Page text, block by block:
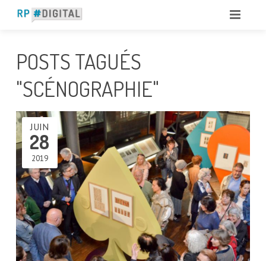
POSTS TAGUÉS
"SCÉNOGRAPHIE"
JUIN
28
2019